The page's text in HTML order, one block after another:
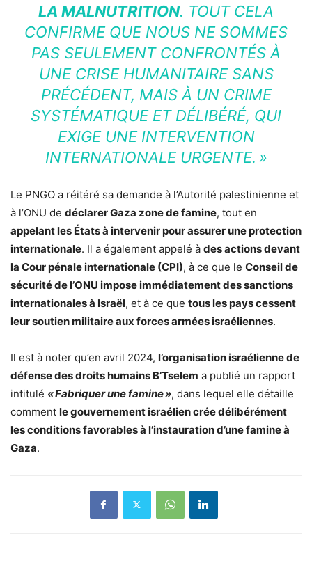
LA MALNUTRITION. TOUT CELA
CONFIRME QUE NOUS NE SOMMES
PAS SEULEMENT CONFRONTÉS À
UNE CRISE HUMANITAIRE SANS
PRÉCÉDENT, MAIS À UN CRIME
SYSTÉMATIQUE ET DÉLIBÉRÉ, QUI
EXIGE UNE INTERVENTION
INTERNATIONALE URGENTE. »
Le PNGO a réitéré sa demande à l’Autorité palestinienne et
à l’ONU de déclarer Gaza zone de famine, tout en
appelant les États à intervenir pour assurer une protection
internationale. Il a également appelé à des actions devant
la Cour pénale internationale (CPI), à ce que le Conseil de
sécurité de l’ONU impose immédiatement des sanctions
internationales à Israël, et à ce que tous les pays cessent
leur soutien militaire aux forces armées israéliennes.
Il est à noter qu’en avril 2024, l’organisation israélienne de
défense des droits humains B’Tselem a publié un rapport
intitulé « Fabriquer une famine », dans lequel elle détaille
comment le gouvernement israélien crée délibérément
les conditions favorables à l’instauration d’une famine à
Gaza.